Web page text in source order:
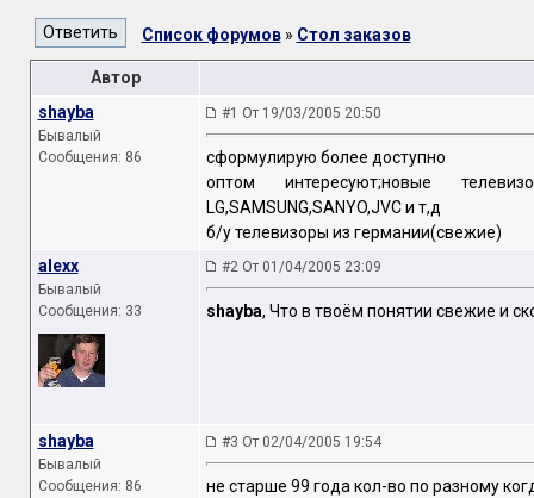
Список форумов» Стол заказов
Автор
shayba
Бывалый
Сообщения: 86
#1 От 19/03/2005 20:50
сформулирую более доступно
оптом интересуют;новые
LG,SAMSUNG,SANYO,JVC и т,д
б/у телевизоры из германии(свежие)
alexx
Бывалый
Сообщения: 33
#2 От 01/04/2005 23:09
shayba, Что в твоём понятии свежие и
shayba
Бывалый
Сообщения: 86
#3 От 02/04/2005 19:54
не старше 99 года кол-во по разному